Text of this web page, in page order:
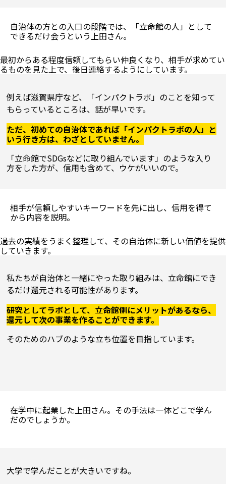
自治体の方との入口の段階では、「立命館の人」として
できるだけ会うという上田さん。
最初からある程度信頼してもらい仲良くなり、相手が求めてい
例えば滋賀県庁など、「インパクトラボ」のことを知って
もらっているところは、話が早いです。
ただ、初めての自治体であれば「インパクトラボの人」と
いう行き方は、わざとしていません。
「立命館でSDGsなどに取り組んでいます」のような入り
方をした方が、信用も含めて、ウケがいいので。
相手が信頼しやすいキーワードを先に出し、信用を得て
から内容を説明。
過去の実績をうまく整理して、その自治体に新しい価値を提供
私たちが自治体と一緒にやった取り組みは、立命館にでき
るだけ還元される可能性があります。
研究としてラボとして、立命館側にメリットがあるなら、
還元して次の事業を作ることができます。
在学中に起業した上田さん。その手法は一体どこで学ん
だのでしょうか。
大学で学んだことが大きいですね。